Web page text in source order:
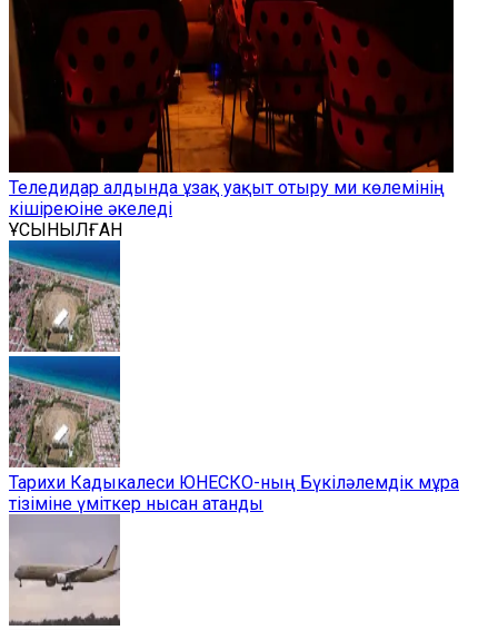
Теледидар алдында ұзақ уақыт отыру ми көлемінің
кішіреюіне әкеледі
ҰСЫНЫЛҒАН
Тарихи Кадыкалеси ЮНЕСКО-ның Бүкіләлемдік мұра
тізіміне үміткер нысан атанды